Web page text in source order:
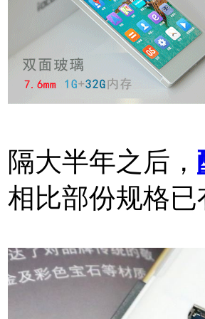
隔大半年之后，
相比部份规格已